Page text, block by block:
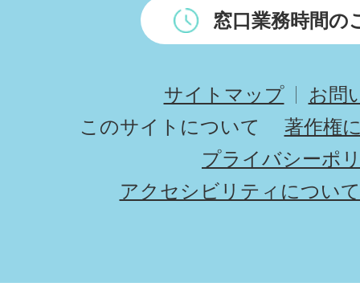
窓口業務時間の
サイトマップ
お問
このサイトについて
著作権
プライバシーポ
アクセシビリティについて